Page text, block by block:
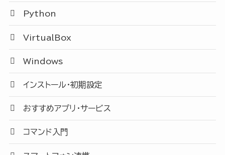
Python
VirtualBox
Windows
インストール・初期設定
おすすめアプリ・サービス
コマンド入門